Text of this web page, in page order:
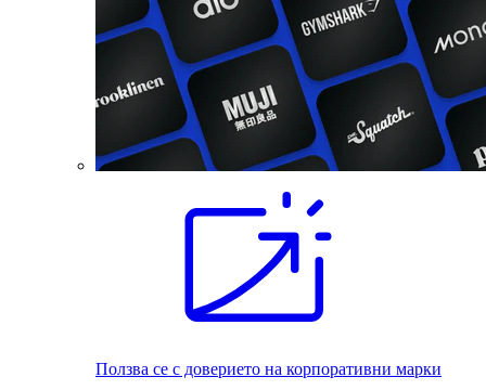
Ползва се с доверието на корпоративни марки